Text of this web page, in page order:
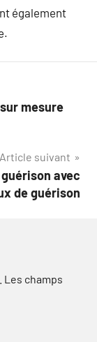
également
mesure
Article suivant
avec
de guérison
Les champs